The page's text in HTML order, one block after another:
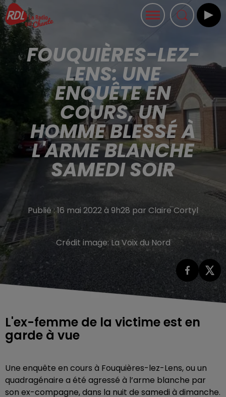
FOUQUIÈRES-LEZ-
LENS: UNE
ENQUÊTE EN
COURS, UN
HOMME BLESSÉ À
L'ARME BLANCHE
SAMEDI SOIR
Publié : 16 mai 2022 à 9h28 par Claire Cortyl
Crédit image:La Voix du Nord
L'ex-femme de la victime est en
garde à vue
Une enquête en cours à Fouquières-lez-Lens, ou un
quadragénaire a été agressé à l’arme blanche par
son ex-compagne, dans la nuit de samedi à dimanche.